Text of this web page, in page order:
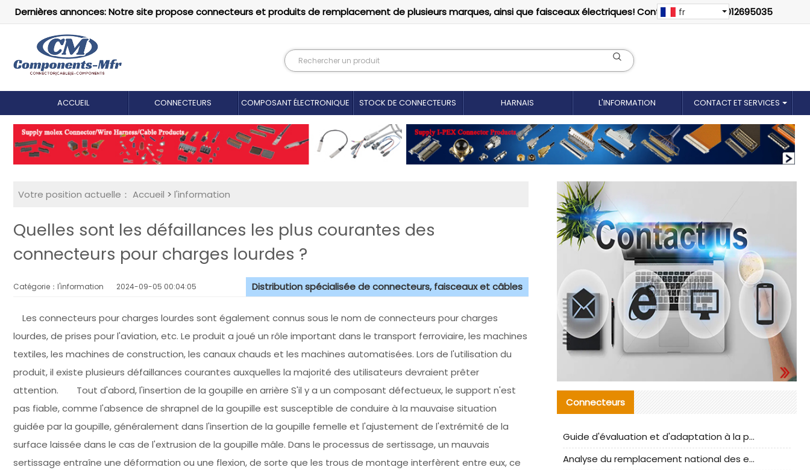
Dernières annonces: Notre site propose connecteurs et produits de remplacement de plusieurs marques, ainsi que faisceaux électriques! Contactez-nous: 18012695035
fr
ACCUEIL CONNECTEURS COMPOSANT ÉLECTRONIQUE STOCK DE CONNECTEURS HARNAIS L'INFORMATION CONTACT ET SERVICES
Votre position actuelle： Accueil > l'information
Quelles sont les défaillances les plus courantes des
connecteurs pour charges lourdes ?
Catégorie：l'information 2024-09-05 00:04:05 Distribution spécialisée de connecteurs, faisceaux et câbles
Les connecteurs pour charges lourdes sont également connus sous le nom de connecteurs pour charges
lourdes, de prises pour l'aviation, etc. Le produit a joué un rôle important dans le transport ferroviaire, les machines
textiles, les machines de construction, les canaux chauds et les machines automatisées. Lors de l'utilisation du
produit, il existe plusieurs défaillances courantes auxquelles la majorité des utilisateurs devraient prêter
attention. Tout d'abord, l'insertion de la goupille en arrière S'il y a un composant défectueux, le support n'est
pas fiable, comme l'absence de shrapnel de la goupille est susceptible de conduire à la mauvaise situation
guidée par la goupille, généralement dans l'insertion de la goupille femelle et l'ajustement de l'extrémité de la
surface laissée dans le cas de l'extrusion de la goupille mâle. Dans le processus de sertissage, un mauvais
sertissage entraîne une déformation ou une flexion, de sorte que les trous de montage interfèrent entre eux, ce
Connecteurs
Guide d'évaluation et d'adaptation à la production des composants de câbles nationaux CNC Tech
Analyse du remplacement national des ensembles de câbles à fréquence élevée I-PEX